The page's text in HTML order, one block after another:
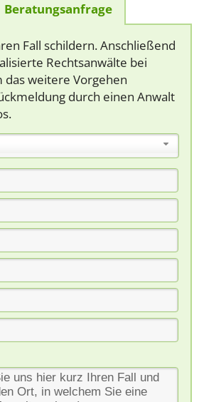
Beratungsanfrage
Fall schildern. Anschließend
Rechtsanwälte bei
das weitere Vorgehen
durch einen Anwalt